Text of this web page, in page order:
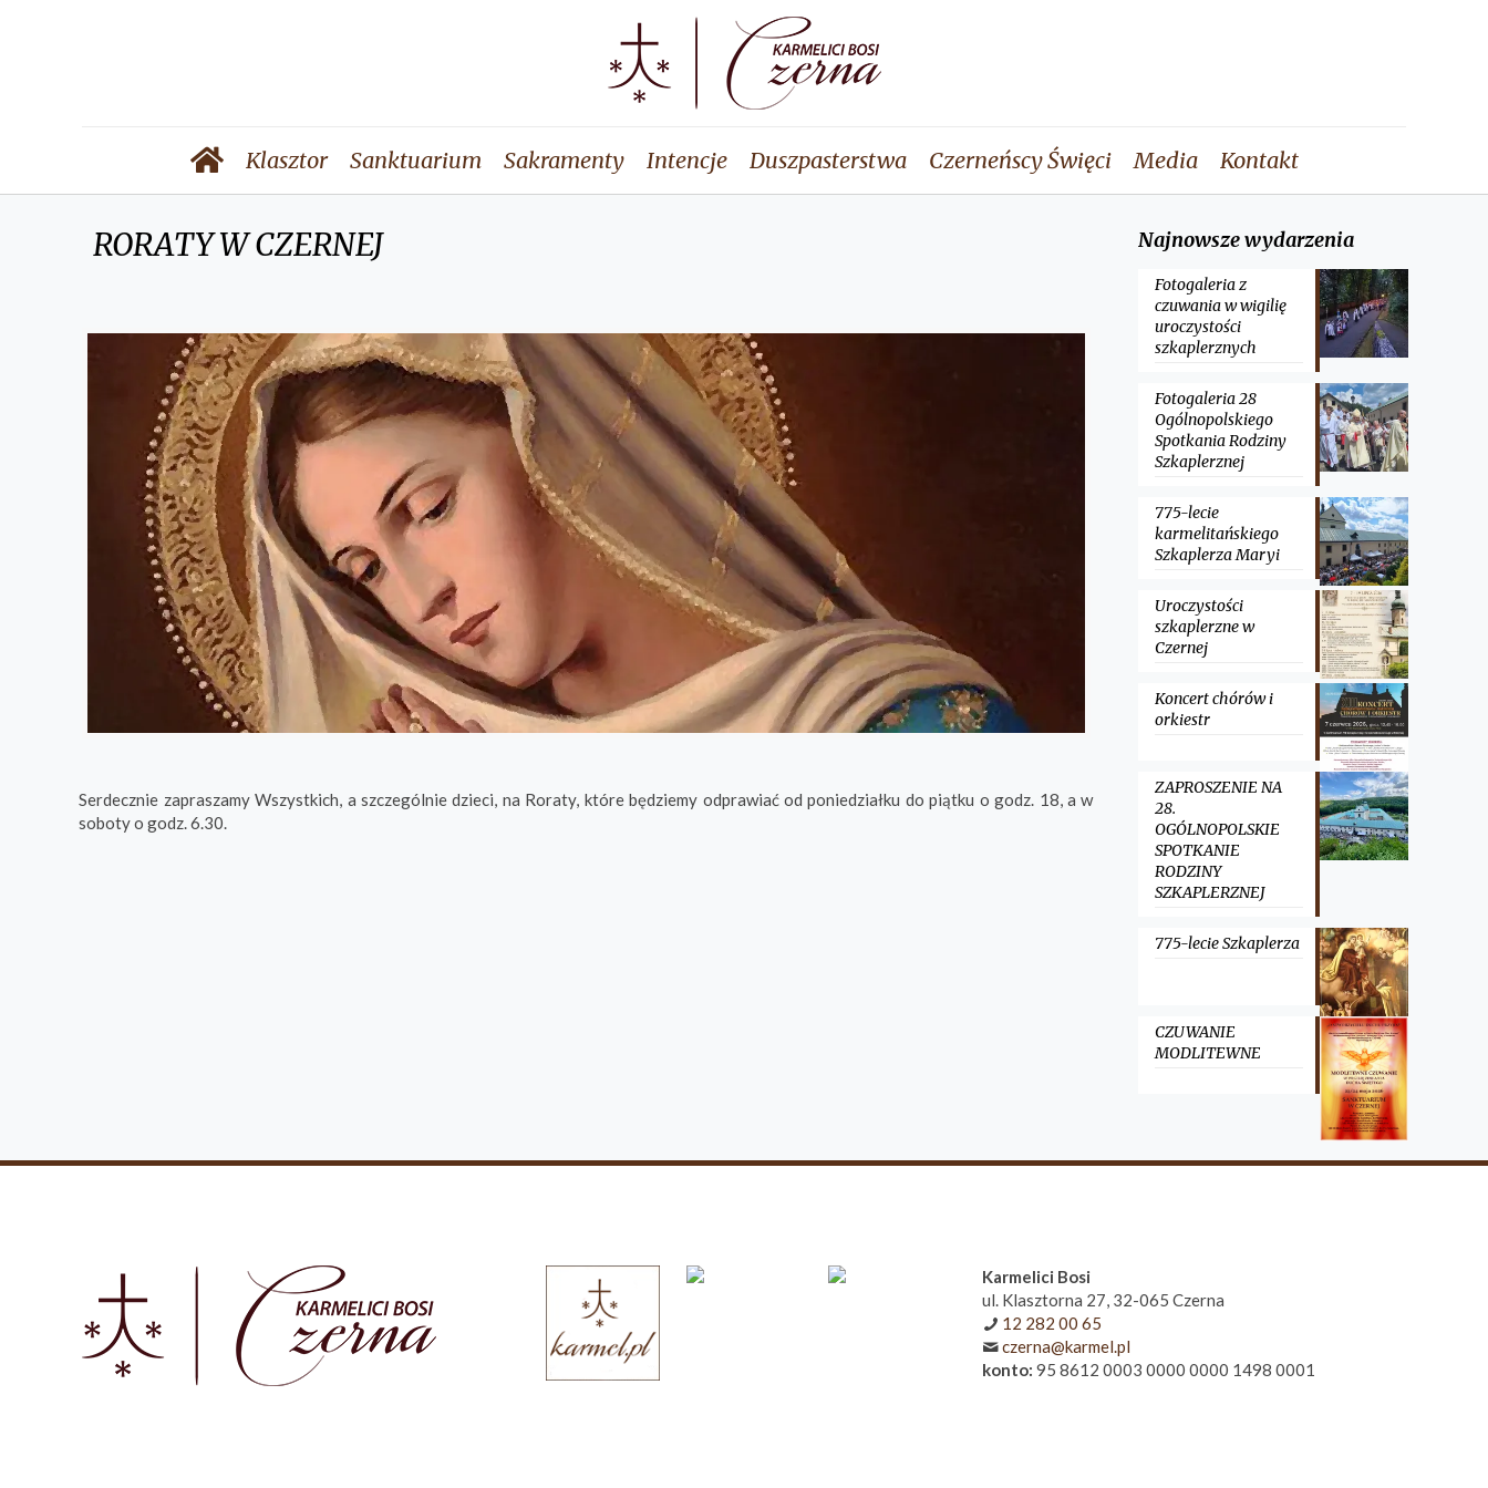
Klasztor Sanktuarium Sakramenty Intencje Duszpasterstwa Czerneńscy Święci Media Kontakt
RORATY W CZERNEJ
Serdecznie zapraszamy Wszystkich, a szczególnie dzieci, na Roraty, które będziemy odprawiać od poniedziałku do piątku o godz. 18, a w
soboty o godz. 6.30.
Najnowsze wydarzenia
Fotogaleria z
czuwania w wigilię
uroczystości
szkaplerznych
Fotogaleria 28
Ogólnopolskiego
Spotkania Rodziny
Szkaplerznej
775-lecie
karmelitańskiego
Szkaplerza Maryi
Uroczystości
szkaplerzne w
Czernej
Koncert chórów i
orkiestr
ZAPROSZENIE NA
28.
OGÓLNOPOLSKIE
SPOTKANIE
RODZINY
SZKAPLERZNEJ
775-lecie Szkaplerza
CZUWANIE
MODLITEWNE
Karmelici Bosi
ul. Klasztorna 27, 32-065 Czerna
12 282 00 65
czerna@karmel.pl
konto: 95 8612 0003 0000 0000 1498 0001